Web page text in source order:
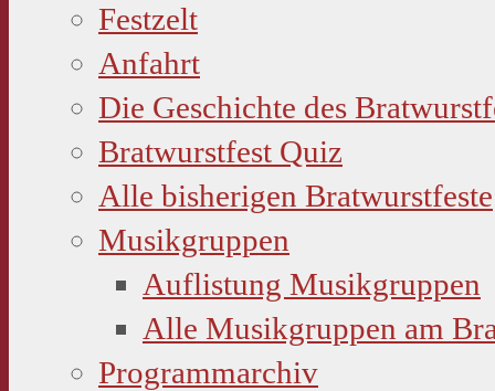
Festzelt
Anfahrt
Die Geschichte des
Bratwurstfest Quiz
Alle bisherigen Bratwurstfeste
Musikgruppen
Auflistung Musikgruppen
Alle Musikgruppen am
Programmarchiv